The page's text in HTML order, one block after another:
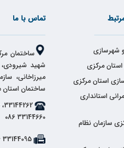
شهرسازی
استان مرکزی
استان مرکزی
استانداری
سازمان نظام
تماس با ما
ساختمان
شهید
میرزاخانی،
ساختمان استان
33144660 086
33144095 086